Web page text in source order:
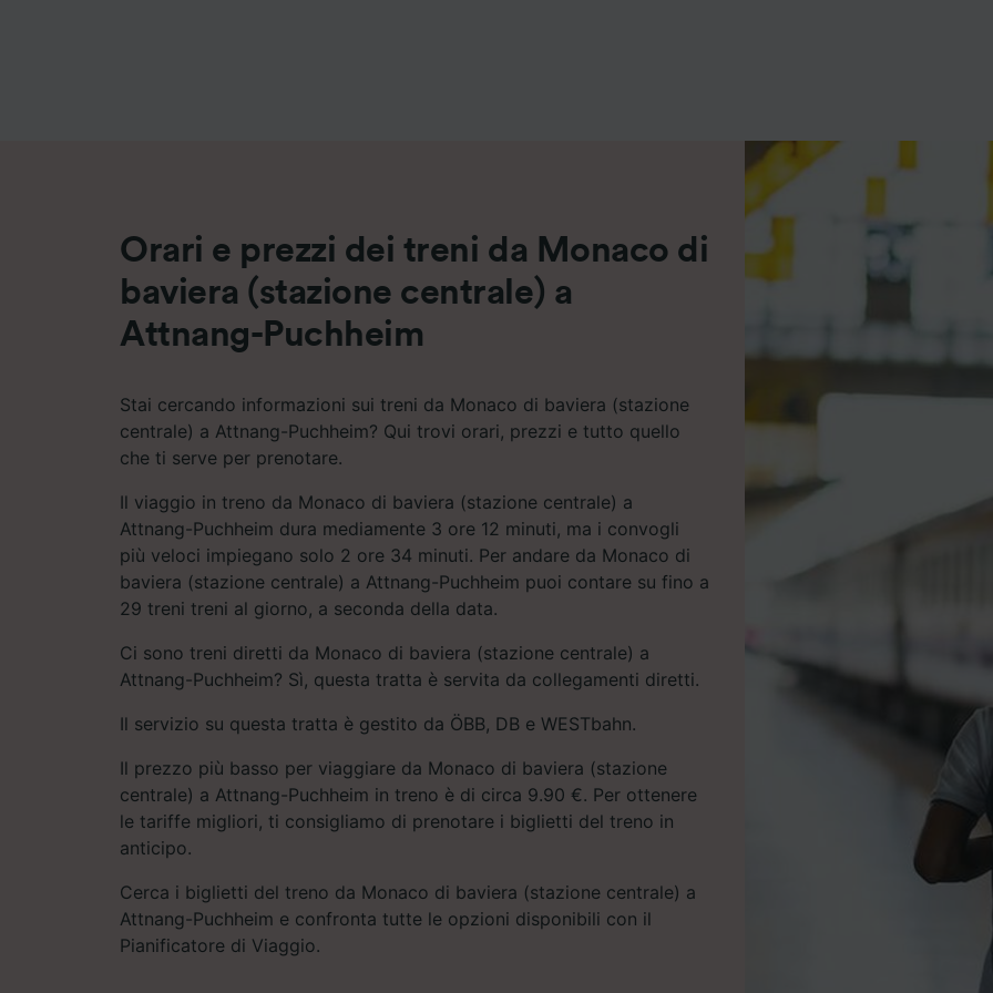
Orari e prezzi dei treni da Monaco di
baviera (stazione centrale) a
Attnang-Puchheim
Stai cercando informazioni sui treni da Monaco di baviera (stazione
centrale) a Attnang-Puchheim? Qui trovi orari, prezzi e tutto quello
che ti serve per prenotare.
Il viaggio in treno da Monaco di baviera (stazione centrale) a
Attnang-Puchheim dura mediamente 3 ore 12 minuti, ma i convogli
più veloci impiegano solo 2 ore 34 minuti. Per andare da Monaco di
baviera (stazione centrale) a Attnang-Puchheim puoi contare su fino a
29 treni treni al giorno, a seconda della data.
Ci sono treni diretti da Monaco di baviera (stazione centrale) a
Attnang-Puchheim? Sì, questa tratta è servita da collegamenti diretti.
Il servizio su questa tratta è gestito da ÖBB, DB e WESTbahn.
Il prezzo più basso per viaggiare da Monaco di baviera (stazione
centrale) a Attnang-Puchheim in treno è di circa 9.90 €. Per ottenere
le tariffe migliori, ti consigliamo di prenotare i biglietti del treno in
anticipo.
Cerca i biglietti del treno da Monaco di baviera (stazione centrale) a
Attnang-Puchheim e confronta tutte le opzioni disponibili con il
Pianificatore di Viaggio.